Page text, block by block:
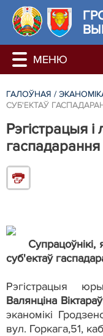
ГАЛОЎНАЯ /
СУБ'ЕКТАЎ
Рэгістрацыя і
гаспадарання
суб'ектаў
Рэгістрацыя
Валянціна
эканомікі
вул. Горкага,51,